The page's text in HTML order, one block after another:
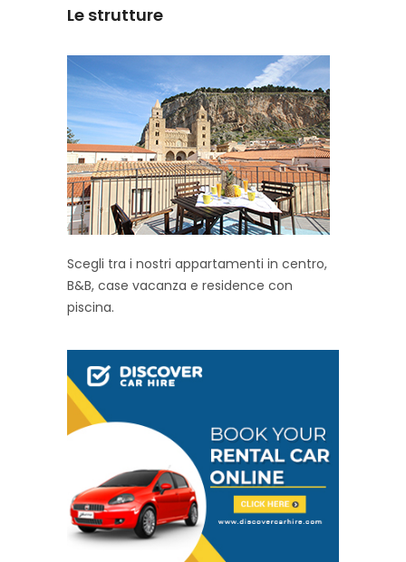
Le strutture
Scegli tra i nostri appartamenti in centro,
B&B, case vacanza e residence con
piscina.